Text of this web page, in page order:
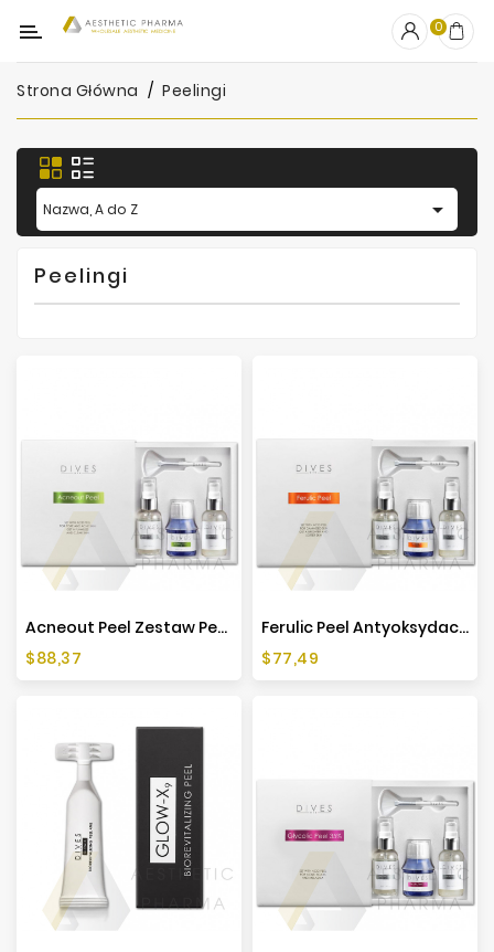
Kategoria
OUTLET
Wypełniacze
Stymulatory
Mezoterapia
Peelingi
Producenci
0
Strona Główna Peelingi
Nazwa, A do Z 
Peelingi
Acneout Peel Zestaw Peelingujący Na Trądzik - 50ml
Cena
$88,37
Ferulic Peel Antyoksydacyjny Zestaw Peelingujący - 50ml
Cena
$77,49